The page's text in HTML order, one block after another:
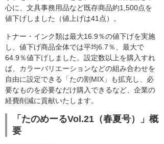
心に、文具事務用品など既存商品約1,500点を
値下げしました（値上げは41点）。
トナー・インク類は最大16.9％の値下げを実施
し、値下げ商品全体では平均6.7％、最大で
64.9％値下げしました。設定数以上を購入すれ
ば、カラーバリエーションなどの組み合わせを
自由に設定できる「たの割MIX」も拡充し、必
要なものを必要なだけ購入できるなど、企業の
経費削減に貢献いたします。
「たのめーるVol.21（春夏号）」概
要